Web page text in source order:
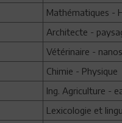
Mathématiques -
Architecte -
Vétérinaire -
Chimie - Physique
Ing. Agriculture -
Lexicologie et